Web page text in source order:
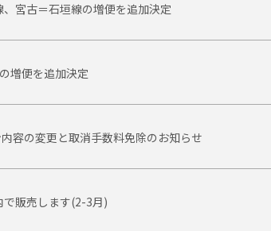
宮古＝石垣線の増便を追加決定
増便を追加決定
容の変更と取消手数料免除のお知らせ
で販売します(2-3月)